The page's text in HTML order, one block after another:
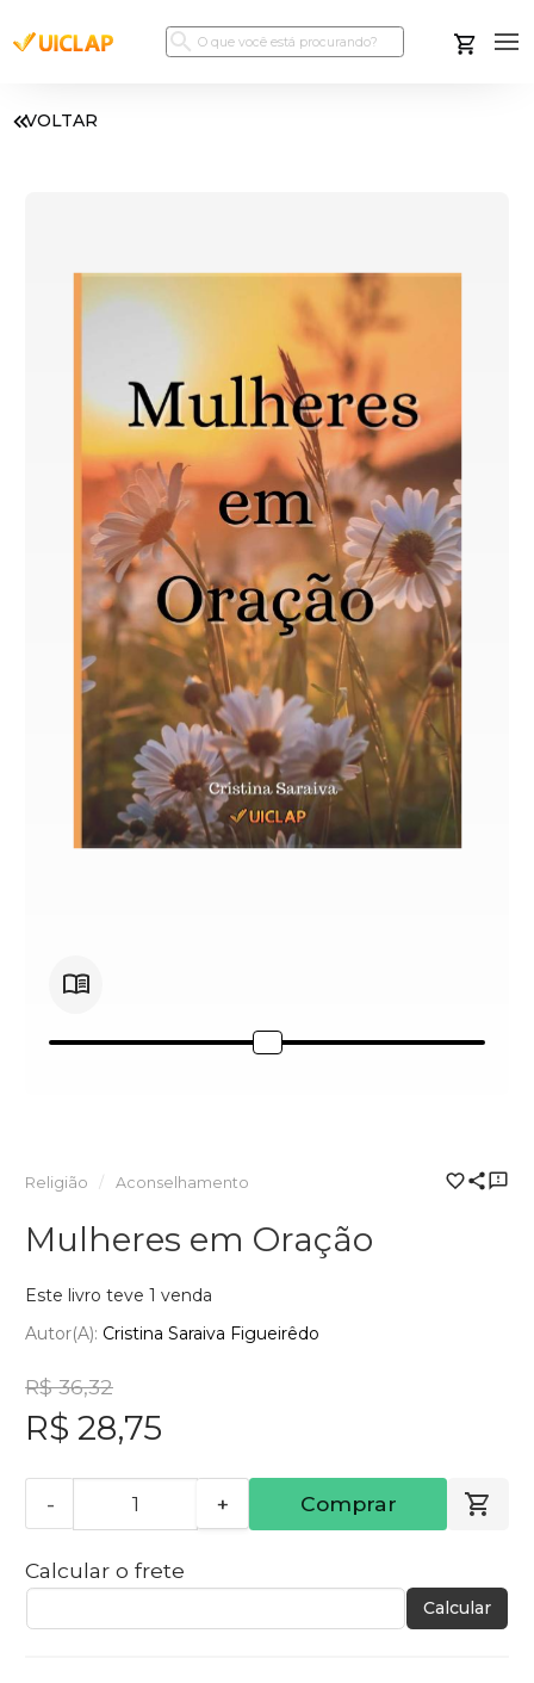
VOLTAR
Religião Aconselhamento
Mulheres em Oração
Este livro teve 1 venda
Autor(a): Cristina Saraiva Figueirêdo
R$ 36,32
R$ 28,75
- + Comprar
Calcular o frete
Calcular